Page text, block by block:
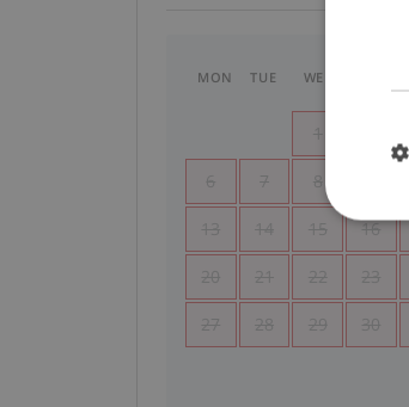
MON TUE WED
1
6 7 8
13 14 15 16
20 21 22 23
27 28 29 30